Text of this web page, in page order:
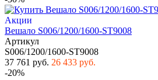
Акции
Вешало S006/1200/1600-ST9008
Артикул
S006/1200/1600-ST9008
37 761 руб. 26 433 руб.
-20%